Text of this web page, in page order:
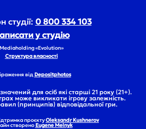
студії: 0 800 334 103
у студію
Mediaholding «Evolution»
Структура власності
відDepositphotos
для осіб які старші 21 року (21+).
може викликати ігрову залежність.
(принципів) відповідальної гри.
проєктуOleksandr Kushnerov
створеноEugene Melnyk